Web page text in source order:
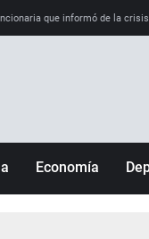
que informó de la
Economía